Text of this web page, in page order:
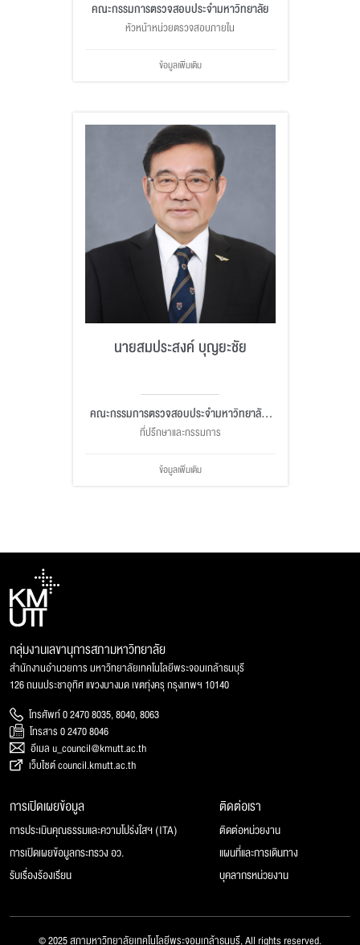
คณะกรรมการตรวจสอบประจำมหาวิทยาลัย
หัวหน้าหน่วยตรวจสอบภายใน
ข้อมูลเพิ่มเติม
นายสมประสงค์ บุญยะชัย
คณะกรรมการตรวจสอบประจำมหาวิทยาลัย,
คณะกรรมการบริหารการเงินและทรัพย์สิน
ที่ปรึกษาและกรรมการ
ข้อมูลเพิ่มเติม
กลุ่มงานเลขานุการสภามหาวิทยาลัย
สำนักงานอำนวยการ มหาวิทยาลัยเทคโนโลยีพระจอมเกล้าธนบุรี
126 ถนนประชาอุทิศ แขวงบางมด เขตทุ่งครุ กรุงเทพฯ 10140
โทรศัพท์ 0 2470 8035, 8040, 8063
โทรสาร 0 2470 8046
อีเมล u_council@kmutt.ac.th
เว็บไซต์ council.kmutt.ac.th
การเปิดเผยข้อมูล
การประเมินคุณธรรมและความโปร่งใสฯ (ITA)
การเปิดเผยข้อมูลกระทรวง อว.
รับเรื่องร้องเรียน
ติดต่อเรา
ติดต่อหน่วยงาน
แผนที่และการเดินทาง
บุคลากรหน่วยงาน
© 2025 สภามหาวิทยาลัยเทคโนโลยีพระจอมเกล้าธนบุรี, All rights reserved.